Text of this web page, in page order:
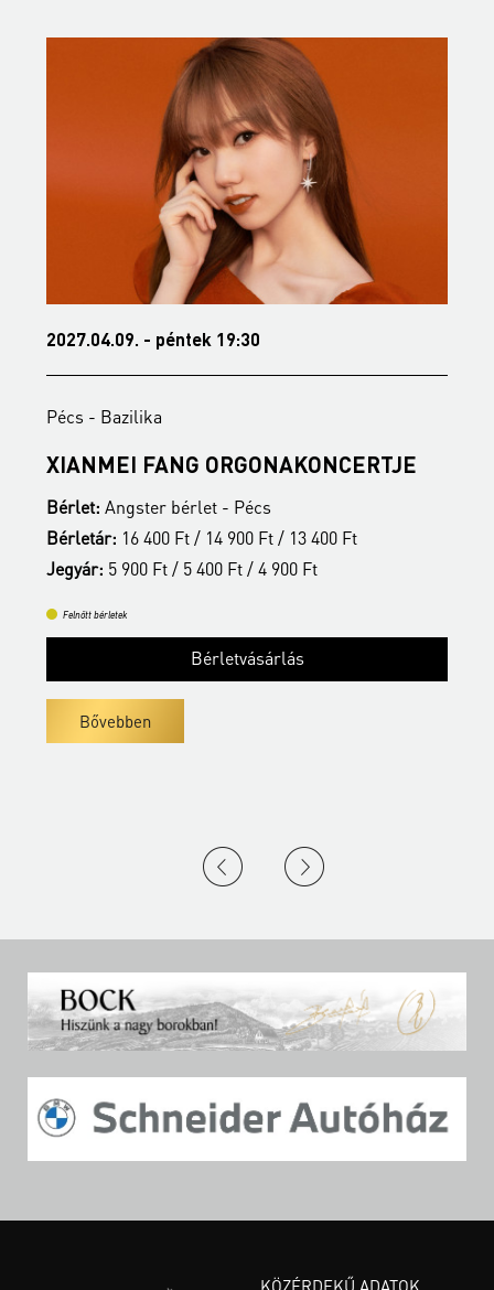
2027.04.09. - péntek 19:30
Pécs - Bazilika
XIANMEI FANG ORGONAKONCERTJE
Bérlet: Angster bérlet - Pécs
Bérletár: 16 400 Ft / 14 900 Ft / 13 400 Ft
Jegyár: 5 900 Ft / 5 400 Ft / 4 900 Ft
Felnőtt bérletek
Bérletvásárlás
Bővebben
KÖZÉRDEKŰ ADATOK